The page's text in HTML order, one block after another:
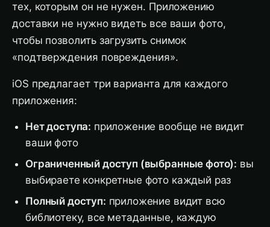
тех, которым он не нужен. Приложению
доставки не нужно видеть все ваши фото,
чтобы позволить загрузить снимок
«подтверждения повреждения».
iOS предлагает три варианта для каждого
приложения:
Нет доступа: приложение вообще не видит
ваши фото
Ограниченный доступ (выбранные фото): вы
выбираете конкретные фото каждый раз
Полный доступ: приложение видит всю
библиотеку, все метаданные, каждую